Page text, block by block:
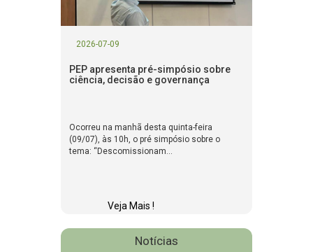
2026-07-09
PEP apresenta pré-simpósio sobre
ciência, decisão e governança
Ocorreu na manhã desta quinta-feira
(09/07), às 10h, o pré simpósio sobre o
tema: “Descomissionam...
Veja Mais !
Notícias